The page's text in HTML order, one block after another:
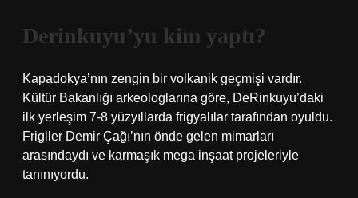
Derinkuyu’yu kim yaptı?
Kapadokya’nın zengin bir volkanik geçmişi vardır.
Kültür Bakanlığı arkeologlarına göre, DeRinkuyu’daki
ilk yerleşim 7-8 yüzyıllarda frigyalılar tarafından oyuldu.
Frigiler Demir Çağı’nın önde gelen mimarları
arasındaydı ve karmaşık mega inşaat projeleriyle
tanınıyordu.